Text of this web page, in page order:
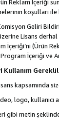
Reklam İçeriği
koşulları ile
Geliri
Lisans
İçeriği’ni (Ürün
İçeriği ve
Kullanım
kapsamında
logo, kullanıcı
gibi metin